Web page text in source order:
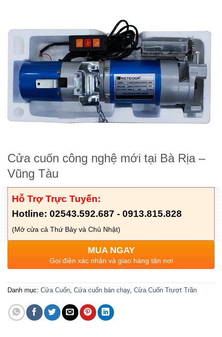
Cửa cuốn công nghệ mới tại Bà Rịa –
Vũng Tàu
Hỗ Trợ Trực Tuyến:
Hotline: 02543.592.687 - 0913.815.828
(Mở cửa cả Thứ Bảy và Chủ Nhật)
MUA NGAY
Gọi điện xác nhận và giao hàng tận nơi
Danh mục: Cửa Cuốn Cửa cuốn bán chạy, Cửa Cuốn Trượt Trần